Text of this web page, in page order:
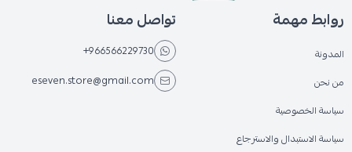
روابط مهمة
المدونة
من نحن
سياسة الخصوصية
سياسة الاستبدال والاسترجاع
تواصل معنا
+966566229730
eseven.store@gmail.com